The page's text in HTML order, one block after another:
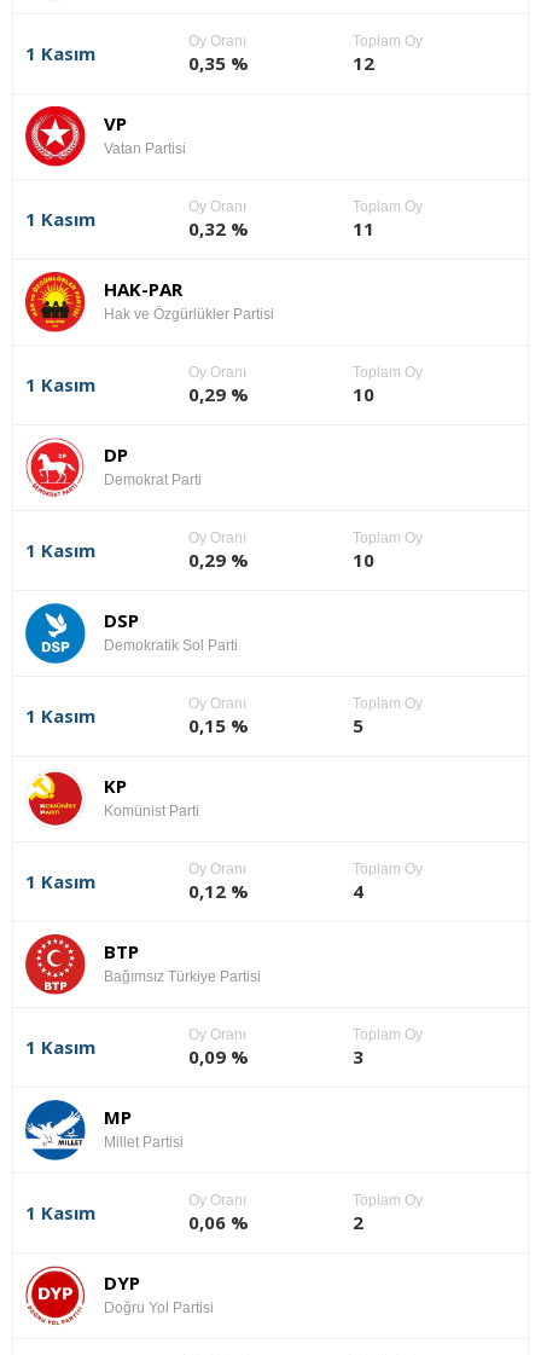
1 Kasım
Oy Oranı
0,35 %
Toplam Oy
12
VP
Vatan Partisi
1 Kasım
Oy Oranı
0,32 %
Toplam Oy
11
HAK-PAR
Hak ve Özgürlükler Partisi
1 Kasım
Oy Oranı
0,29 %
Toplam Oy
10
DP
Demokrat Parti
1 Kasım
Oy Oranı
0,29 %
Toplam Oy
10
DSP
Demokratik Sol Parti
1 Kasım
Oy Oranı
0,15 %
Toplam Oy
5
KP
Komünist Parti
1 Kasım
Oy Oranı
0,12 %
Toplam Oy
4
BTP
Bağımsız Türkiye Partisi
1 Kasım
Oy Oranı
0,09 %
Toplam Oy
3
MP
Millet Partisi
1 Kasım
Oy Oranı
0,06 %
Toplam Oy
2
DYP
Doğru Yol Partisi